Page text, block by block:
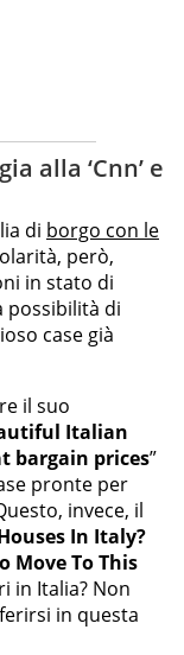
alla ‘Cnn’ e
di borgo con le
però,
in stato di
di
case già
il suo
Italian
bargain prices”
pronte per
invece, il
In Italy?
Move To This
in Italia? Non
in questa